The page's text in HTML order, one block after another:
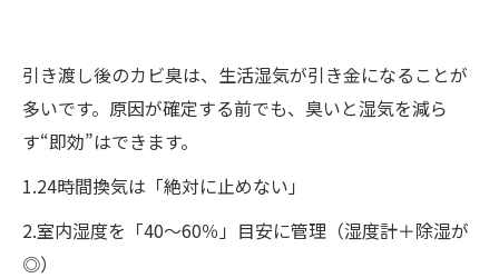
引き渡し後のカビ臭は、生活湿気が引き金になることが
多いです。原因が確定する前でも、臭いと湿気を減ら
す“即効”はできます。
1.24時間換気は「絶対に止めない」
2.室内湿度を「40〜60％」目安に管理（湿度計＋除湿が
◎）